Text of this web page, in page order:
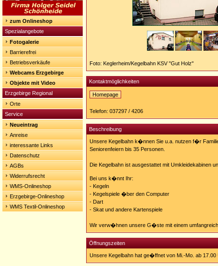
zum Onlineshop
Spezialangebote
Fotogalerie
Barrierefrei
Betriebsverkäufe
Webcams Erzgebirge
Objekte mit Video
Erzgebirge Regional
Orte
Service
Neueintrag
Anreise
interessante Links
Datenschutz
AGBs
Widerrufsrecht
WMS-Onlineshop
Erzgebirge-Onlineshop
WMS Textil-Onlineshop
Foto: Keglerheim/Kegelbahn KSV "Gut Holz"
Kontaktmöglichkeiten
Homepage
http://www.gut-
holz-
thum.de/
Telefon: 037297 / 4206
Beschreibung
Unsere Kegelbahn k�nnen Sie u.a. nutzen f�r
Seniorenfeiern bis 35 Personen.
Die Kegelbahn ist ausgestattet mit Umkleidekabinen
Bei uns k�nnt Ihr:
- Kegeln
- Kegelspiele �ber den Computer
- Dart
- Skat und andere Kartenspiele
Wir verw�hnen unsere G�ste mit einem
Öffnungszeiten
Unsere Kegelbahn hat ge�ffnet von Mi.-Mo. ab 17.00